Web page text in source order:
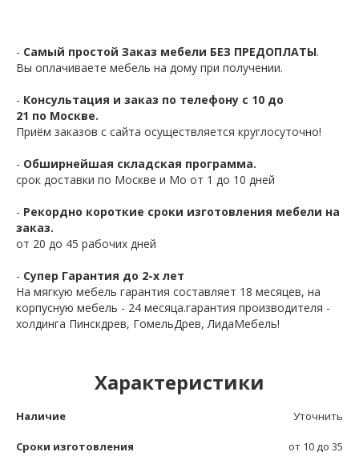
- Самый простой Заказ мебели БЕЗ ПРЕДОПЛАТЫ.
Вы оплачиваете мебель на дому при получении.
- Консультация и заказ по телефону с 10 до
21 по Москве.
Приём заказов с сайта осуществляется круглосуточно!
- Обширнейшая складская программа.
срок доставки по Москве и Мо от 1 до 10 дней
- Рекордно короткие сроки изготовления мебели на
заказ.
от 20 до 45 рабочих дней
- Супер Гарантия до 2-х лет
На мягкую мебель гарантия составляет 18 месяцев, на
корпусную мебель - 24 месяца.гарантия производителя -
холдинга Пинскдрев, ГомельДрев, ЛидаМебель!
Характеристики
Наличие Уточнить
Сроки изготовления от 10 до 35